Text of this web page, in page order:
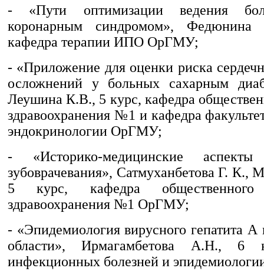
- «Пути оптимизации ведения
коронарным синдромом»,
кафедра терапии ИПО ОрГМУ;
- «Приложение для оценки риска
осложнений у больных сахарным
Леушина К.В., 5 курс, кафедра
здравоохранения №1 и кафедра
эндокринологии ОрГМУ;
- «Историко-медицинские
зубоврачевания», Сатмуханбетова Г. К.,
5 курс, кафедра
здравоохранения №1 ОрГМУ;
- «Эпидемиология вирусного гепатита А
области», Ирмагамбетова А.Н., 6
инфекционных болезней и